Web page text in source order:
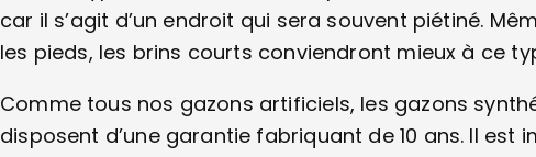
car il s’agit d’un endroit qui sera souvent piétiné.
les pieds, les brins courts conviendront mieux à ce
Comme tous nos gazons artificiels, les gazons
disposent d’une garantie fabriquant de 10 ans. Il